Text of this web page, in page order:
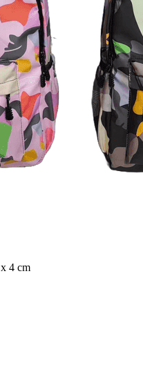
4 cm